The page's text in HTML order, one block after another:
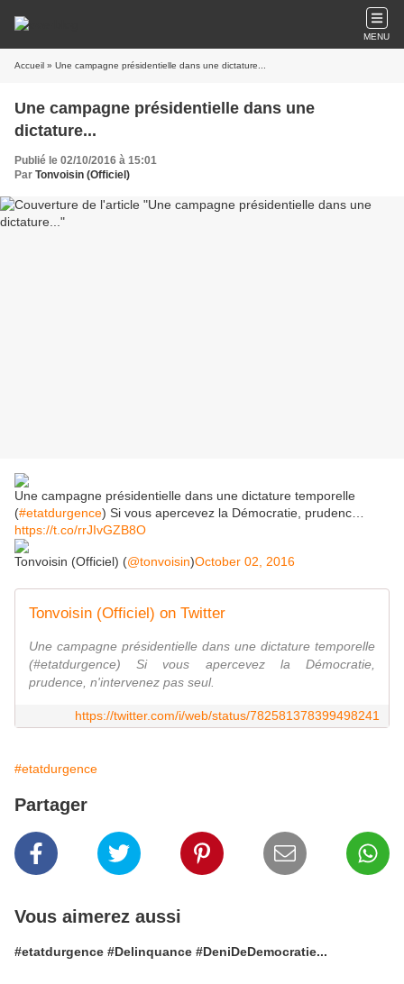
MENU
Accueil » Une campagne présidentielle dans une dictature...
Une campagne présidentielle dans une
dictature...
Publié le 02/10/2016 à 15:01
Par Tonvoisin (Officiel)
Une campagne présidentielle dans une dictature temporelle
(#etatdurgence) Si vous apercevez la Démocratie, prudenc…
https://t.co/rrJIvGZB8O
Tonvoisin (Officiel) (@tonvoisin)October 02, 2016
Tonvoisin (Officiel) on Twitter
Une campagne présidentielle dans une dictature temporelle
(#etatdurgence) Si vous apercevez la Démocratie,
prudence, n'intervenez pas seul.
https://twitter.com/i/web/status/782581378399498241
#etatdurgence
Partager
Vous aimerez aussi
#etatdurgence #Delinquance #DeniDeDemocratie...